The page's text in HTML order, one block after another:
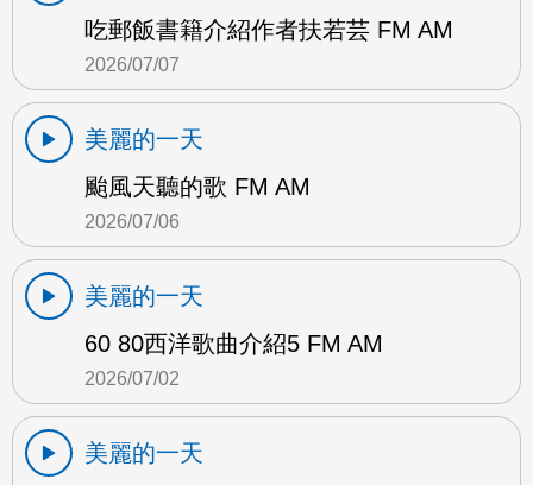
吃郵飯書籍介紹作者扶若芸 FM AM
2026/07/07
美麗的一天
颱風天聽的歌 FM AM
2026/07/06
美麗的一天
60 80西洋歌曲介紹5 FM AM
2026/07/02
美麗的一天